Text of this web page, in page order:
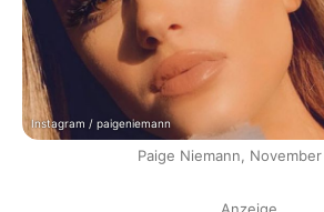
Instagram / paigeniemann
Paige Niemann,
Anzeige